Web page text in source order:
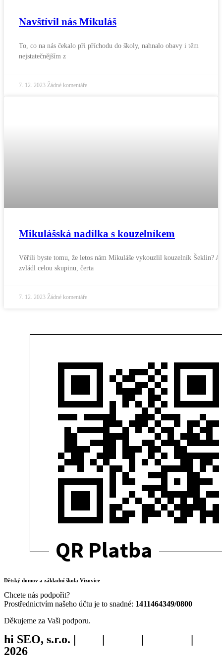
Navštívil nás Mikuláš
To, co na nás čekalo při příchodu do školy, nahnalo obavy i těm
nejstatečnějším z
7. 12. 2023 Žádné komentáře
Mikulášská nadílka s kouzelníkem
Věřili byste tomu, že letos nám Mikuláše vykouzlil kouzelník Šeklin? A
zvládl celou skupinu, čerta
7. 12. 2023 Žádné komentáře
Dětský domov a základní škola Vizovice
Chcete nás podpořit?
Prostřednictvím našeho účtu je to snadné: 1411464349/0800
Děkujeme za Vaši podporu.
hi SEO, s.r.o. | | |
|
2026